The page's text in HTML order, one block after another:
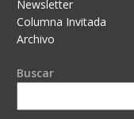
Newsletter
Columna Invitada
Archivo
Buscar